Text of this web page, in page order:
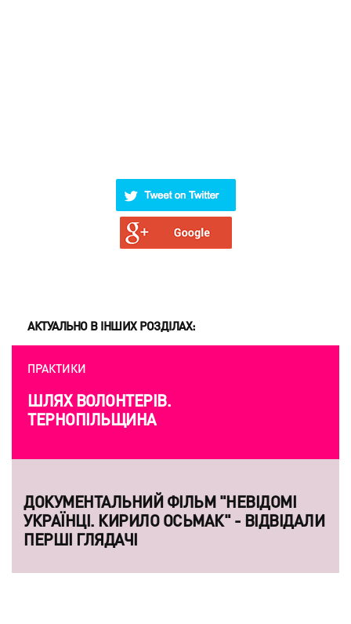
АКТУАЛЬНО В ІНШИХ РОЗДІЛАХ:
ПРАКТИКИ
ШЛЯХ ВОЛОНТЕРІВ.
ТЕРНОПІЛЬЩИНА
ДОКУМЕНТАЛЬНИЙ ФІЛЬМ "НЕВІДОМІ
УКРАЇНЦІ. КИРИЛО ОСЬМАК" - ВІДВІДАЛИ
ПЕРШІ ГЛЯДАЧІ